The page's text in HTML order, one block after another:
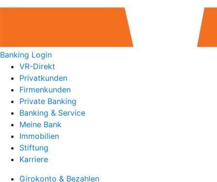
Banking Login
VR-Direkt
Privatkunden
Firmenkunden
Private Banking
Banking & Service
Meine Bank
Immobilien
Stiftung
Karriere
Girokonto & Bezahlen